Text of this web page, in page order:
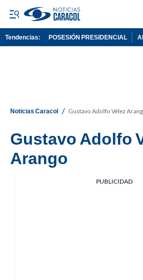
Tendencias: POSESIÓN PRESIDENCIAL
Noticias Caracol / Gustavo Adolfo Vélez
Gustavo Adolfo
Arango
PUBLICIDAD